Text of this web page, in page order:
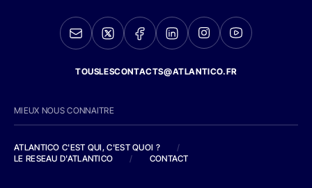
TOUSLESCONTACTS@ATLANTICO.FR
MIEUX NOUS CONNAITRE
ATLANTICO C'EST QUI, C'EST QUOI ?
/
LE RESEAU D'ATLANTICO
/ CONTACT